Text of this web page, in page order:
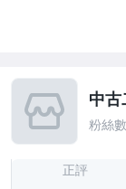
中
粉絲數
正評